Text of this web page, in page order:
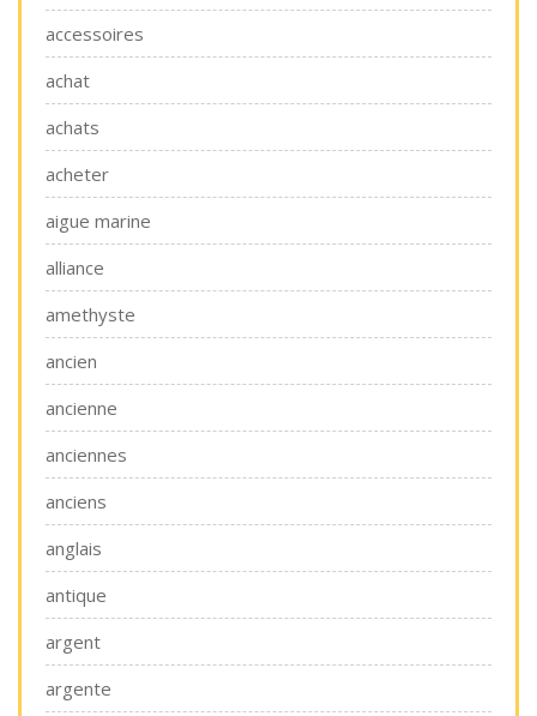
accessoires
achat
achats
acheter
aigue marine
alliance
amethyste
ancien
ancienne
anciennes
anciens
anglais
antique
argent
argente